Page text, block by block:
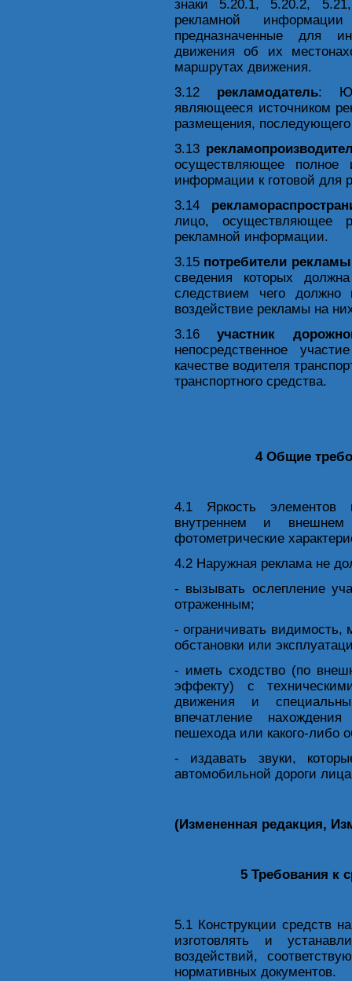
знаки 5.20.1, 5.20.2,
рекламной информации
предназначенные для
движения об их
маршрутах движения.
3.12 рекламодатель:
являющееся источником
размещения,
3.13
осуществляющее полное
информации к готовой для
3.14
лицо, осуществляющее
рекламной информации.
3.15 потребители рекламы
сведения которых
следствием чего должно
воздействие рекламы на
3.16участник
непосредственное
качестве водителя
транспортного средства.
4 Общие
4.1 Яркость элементов
внутреннем и
фотометрические
4.2 Наружная реклама не
- вызывать ослепление
отраженным;
- ограничивать
обстановки или
- иметь сходство (по
эффекту) с
движения и
впечатление
пешехода или какого-либо
- издавать звуки,
автомобильной дороги
(Измененная редакция,
5 Требования к
5.1 Конструкции средств
изготовлять и
воздействий,
нормативных документов.